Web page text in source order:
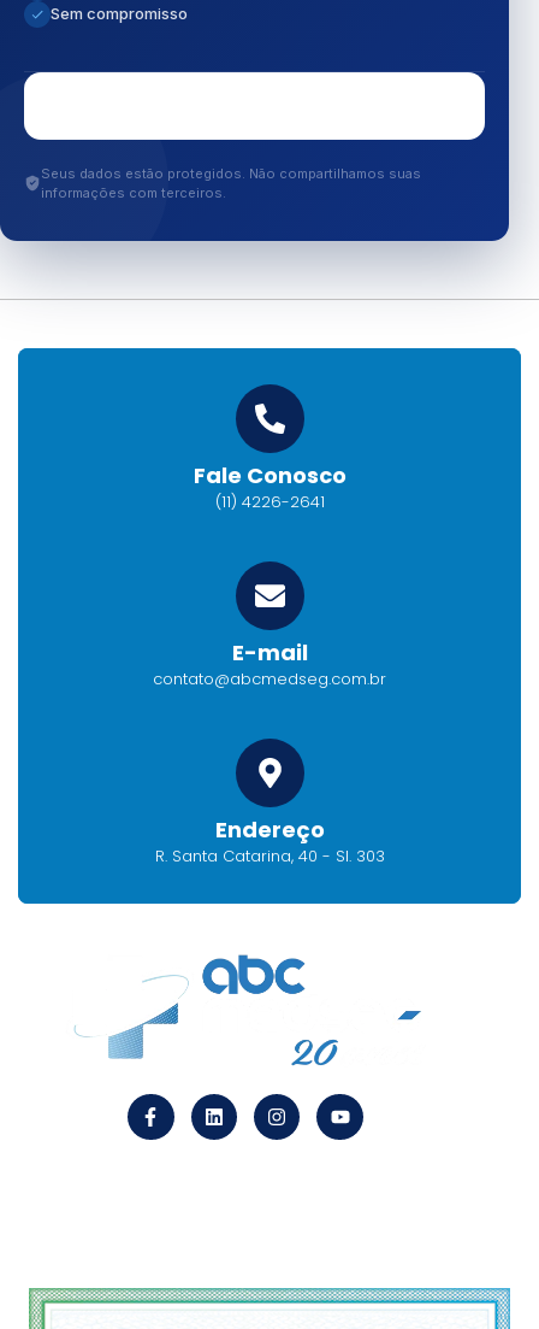
Sem compromisso
Seus dados estão protegidos. Não compartilhamos suas
informações com terceiros.
Fale Conosco
(11) 4226-2641
E-mail
contato@abcmedseg.com.br
Endereço
R. Santa Catarina, 40 - Sl. 303